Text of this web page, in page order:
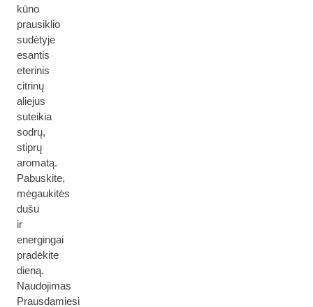
kūno
prausiklio
sudėtyje
esantis
eterinis
citrinų
aliejus
suteikia
sodrų,
stiprų
aromatą.
Pabuskite,
mėgaukitės
dušu
ir
energingai
pradėkite
dieną.
Naudojimas
Prausdamiesi